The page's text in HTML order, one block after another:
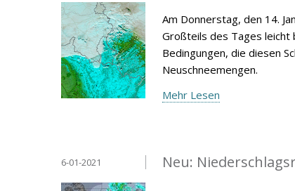
Am Donnerstag, den 14.
Großteils des Tages leicht
Bedingungen, die diesen
Neuschneemengen.
Mehr Lesen
Neu:
6-01-2021